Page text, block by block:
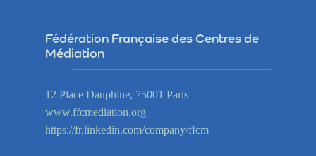
Fédération Française des Centres de
Médiation
12 Place Dauphine, 75001 Paris
www.ffcmediation.org
https://fr.linkedin.com/company/ffcm